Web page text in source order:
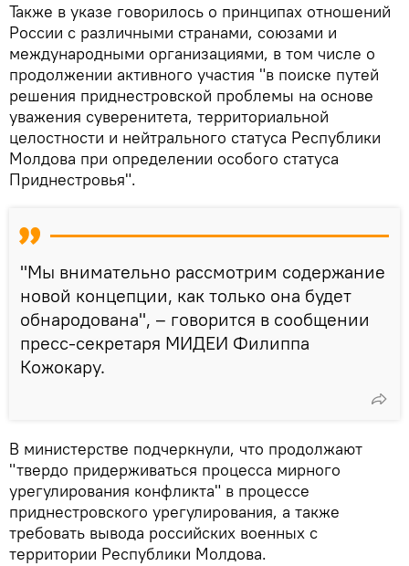
Также в указе говорилось о принципах отношений
России с различными странами, союзами и
международными организациями, в том числе о
продолжении активного участия "в поиске путей
решения приднестровской проблемы на основе
уважения суверенитета, территориальной
целостности и нейтрального статуса Республики
Молдова при определении особого статуса
Приднестровья".
"Мы внимательно рассмотрим содержание
новой концепции, как только она будет
обнародована", – говорится в сообщении
пресс-секретаря МИДЕИ Филиппа
Кожокару.
В министерстве подчеркнули, что продолжают
"твердо придерживаться процесса мирного
урегулирования конфликта" в процессе
приднестровского урегулирования, а также
требовать вывода российских военных с
территории Республики Молдова.